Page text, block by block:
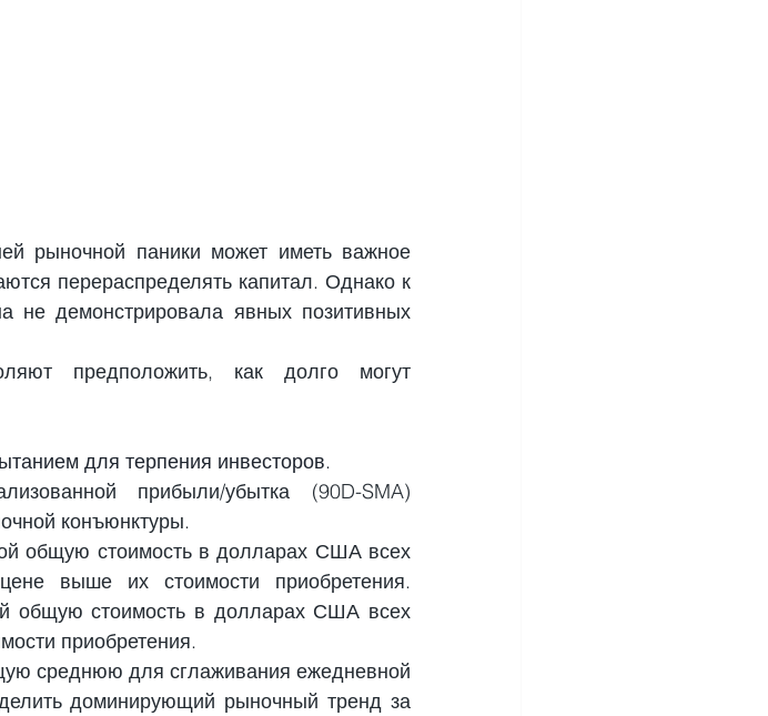
рыночной паники может иметь важное
перераспределять капитал. Однако к
не демонстрировала явных позитивных
предположить, как долго могут
для терпения инвесторов.
прибыли/убытка (90D-SMA)
конъюнктуры.
общую стоимость в долларах США всех
выше их стоимости приобретения.
общую стоимость в долларах США всех
приобретения.
среднюю для сглаживания ежедневной
доминирующий рыночный тренд за